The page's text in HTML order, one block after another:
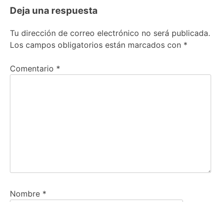
Deja una respuesta
Tu dirección de correo electrónico no será publicada.
Los campos obligatorios están marcados con *
Comentario *
Nombre *